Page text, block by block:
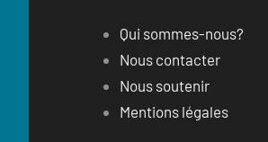
Qui sommes-nous?
Nous contacter
Nous soutenir
Mentions légales